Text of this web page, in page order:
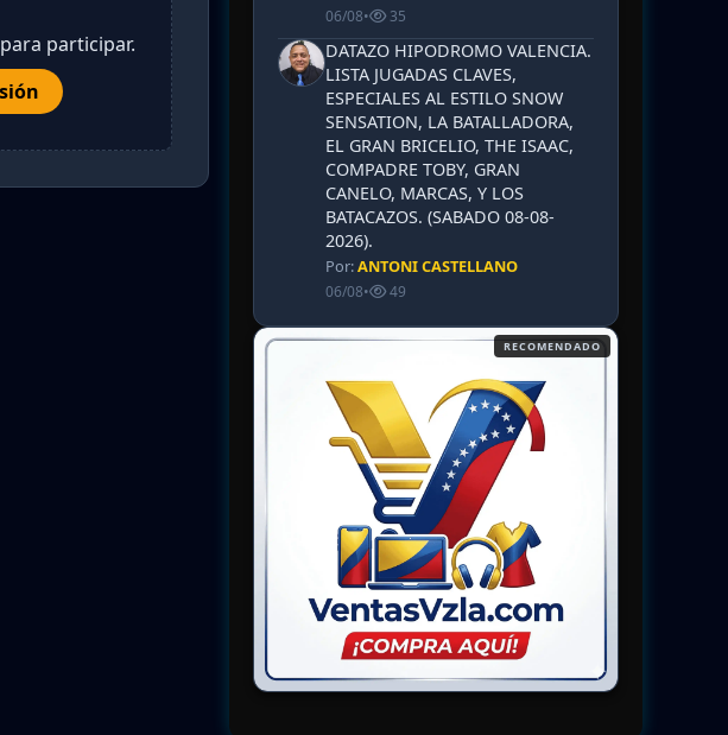
participar.
06/08• 35
DATAZO HIPODROMO VALENCIA.
LISTA JUGADAS CLAVES,
ESPECIALES AL ESTILO SNOW
SENSATION, LA BATALLADORA,
EL GRAN BRICELIO, THE ISAAC,
COMPADRE TOBY, GRAN
CANELO, MARCAS, Y LOS
BATACAZOS. (SABADO 08-08-
2026).
Por:ANTONI CASTELLANO
06/08• 49
RECOMENDADO